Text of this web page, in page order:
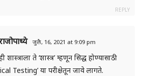
REPLY
जुलै, 16, 2021 at 9:09 pm
शास्त्राला ते ‘शास्त्र’ म्हणून सिद्ध होण्यासाठी
Testing’ या परीक्षेतून जावे लागते.